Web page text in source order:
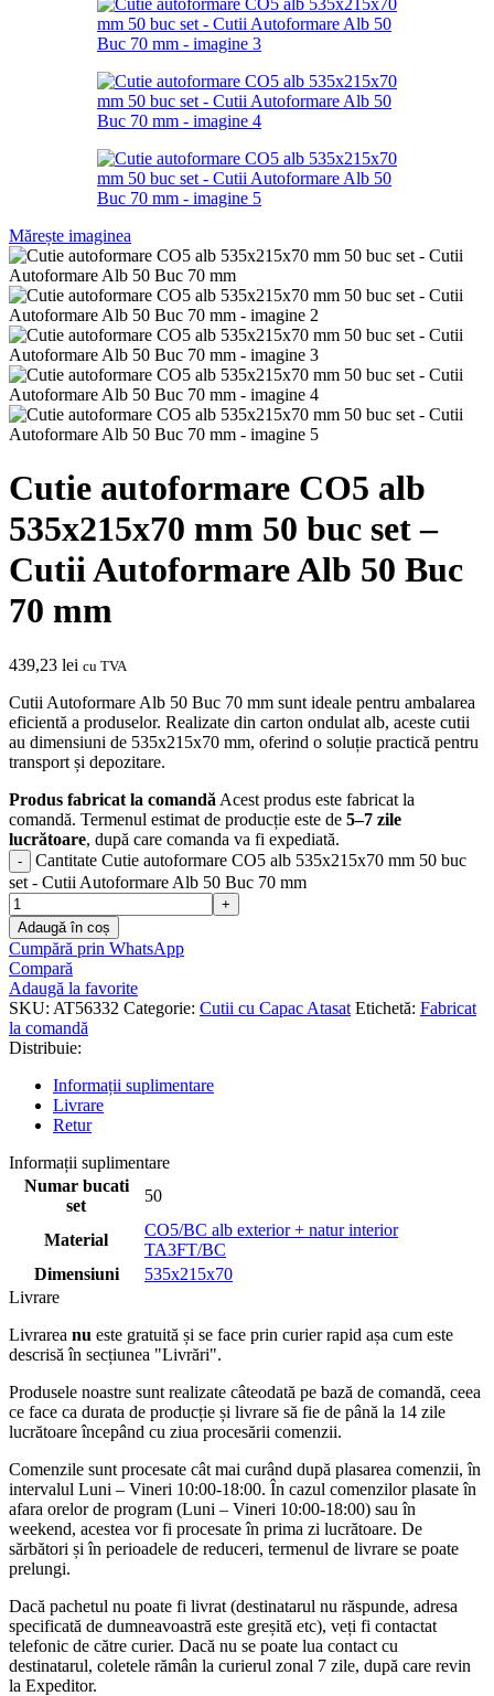
Mărește imaginea
Cutie autoformare CO5 alb
535x215x70 mm 50 buc set –
Cutii Autoformare Alb 50 Buc
70 mm
439,23 lei cu TVA
Cutii Autoformare Alb 50 Buc 70 mm sunt ideale pentru ambalarea
eficientă a produselor. Realizate din carton ondulat alb, aceste cutii
au dimensiuni de 535x215x70 mm, oferind o soluție practică pentru
transport și depozitare.
Produs fabricat la comandă Acest produs este fabricat la
comandă. Termenul estimat de producție este de 5–7 zile
lucrătoare, după care comanda va fi expediată.
Cantitate Cutie autoformare CO5 alb 535x215x70 mm 50 buc
set - Cutii Autoformare Alb 50 Buc 70 mm
Adaugă în coș
Cumpără prin WhatsApp
Compară
Adaugă la favorite
SKU: AT56332 Categorie: Cutii cu Capac Atasat Etichetă: Fabricat
la comandă
Distribuie:
Informații suplimentare
Livrare
Retur
Informații suplimentare
Numar bucati
set
50
Material
CO5/BC alb exterior + natur interior
TA3FT/BC
Dimensiuni
535x215x70
Livrare
Livrarea nu este gratuită și se face prin curier rapid așa cum este
descrisă în secțiunea "Livrări".
Produsele noastre sunt realizate câteodată pe bază de comandă, ceea
ce face ca durata de producție și livrare să fie de până la 14 zile
lucrătoare începând cu ziua procesării comenzii.
Comenzile sunt procesate cât mai curând după plasarea comenzii, în
intervalul Luni – Vineri 10:00-18:00. În cazul comenzilor plasate în
afara orelor de program (Luni – Vineri 10:00-18:00) sau în
weekend, acestea vor fi procesate în prima zi lucrătoare. De
sărbători și în perioadele de reduceri, termenul de livrare se poate
prelungi.
Dacă pachetul nu poate fi livrat (destinatarul nu răspunde, adresa
specificată de dumneavoastră este greșită etc), veți fi contactat
telefonic de către curier. Dacă nu se poate lua contact cu
destinatarul, coletele rămân la curierul zonal 7 zile, după care revin
la Expeditor.